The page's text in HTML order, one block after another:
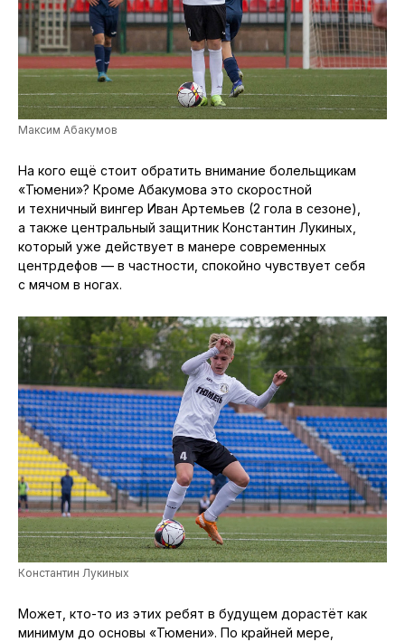
Максим Абакумов
На кого ещё стоит обратить внимание болельщикам
«Тюмени»? Кроме Абакумова это скоростной
и техничный вингер Иван Артемьев (2 гола в сезоне),
а также центральный защитник Константин Лукиных,
который уже действует в манере современных
центрдефов — в частности, спокойно чувствует себя
с мячом в ногах.
Константин Лукиных
Может, кто-то из этих ребят в будущем дорастёт как
минимум до основы «Тюмени». По крайней мере,